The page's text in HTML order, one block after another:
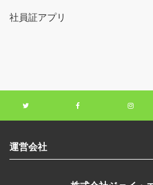
社員証アプリ
運営会社